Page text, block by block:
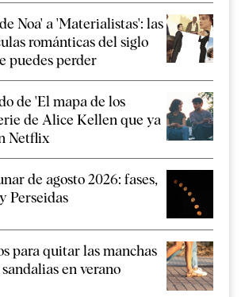
Noa' a 'Materialistas': las
románticas del siglo
puedes perder
de 'El mapa de los
de Alice Kellen que ya
Netflix
de agosto 2026: fases,
Perseidas
para quitar las manchas
en verano